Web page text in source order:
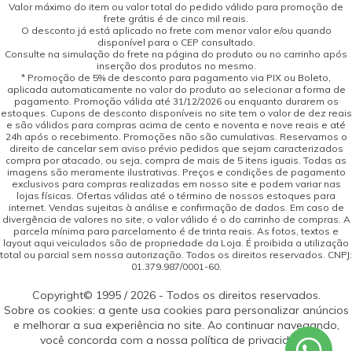
Valor máximo do item ou valor total do pedido válido para promoção de
frete grátis é de cinco mil reais.
O desconto já está aplicado no frete com menor valor e/ou quando
disponível para o CEP consultado.
Consulte na simulação do frete na página do produto ou no carrinho após
inserção dos produtos no mesmo.
* Promoção de 5% de desconto para pagamento via PIX ou Boleto,
aplicada automaticamente no valor do produto ao selecionar a forma de
pagamento. Promoção válida até 31/12/2026 ou enquanto durarem os
estoques. Cupons de desconto disponíveis no site tem o valor de dez reais
e são válidos para compras acima de cento e noventa e nove reais e até
24h após o recebimento. Promoções não são cumulativas. Reservamos o
direito de cancelar sem aviso prévio pedidos que sejam caracterizados
compra por atacado, ou seja, compra de mais de 5 itens iguais. Todas as
imagens são meramente ilustrativas. Preços e condições de pagamento
exclusivos para compras realizadas em nosso site e podem variar nas
lojas físicas. Ofertas válidas até o término de nossos estoques para
internet. Vendas sujeitas à análise e confirmação de dados. Em caso de
divergência de valores no site, o valor válido é o do carrinho de compras. A
parcela mínima para parcelamento é de trinta reais. As fotos, textos e
layout aqui veiculados são de propriedade da Loja. É proibida a utilização
total ou parcial sem nossa autorização. Todos os direitos reservados. CNPJ:
01.379.987/0001-60.
Copyright© 1995 / 2026 - Todos os direitos reservados.
Sobre os cookies: a gente usa cookies para personalizar anúncios
e melhorar a sua experiência no site. Ao continuar navegando,
você concorda com a nossa política de privacidade.